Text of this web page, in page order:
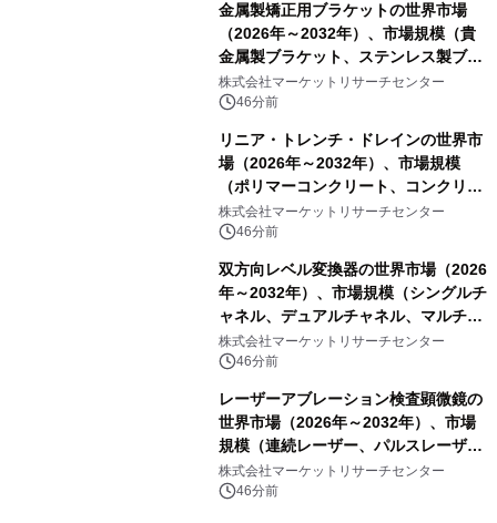
金属製矯正用ブラケットの世界市場
（2026年～2032年）、市場規模（貴
金属製ブラケット、ステンレス製ブラ
ケット、純チタン製ブラケット）・分
析レポートを発表
株式会社マーケットリサーチセンター
46分前
リニア・トレンチ・ドレインの世界市
場（2026年～2032年）、市場規模
（ポリマーコンクリート、コンクリー
ト、プラスチック、金属）・分析レポ
ートを発表
株式会社マーケットリサーチセンター
46分前
双方向レベル変換器の世界市場（2026
年～2032年）、市場規模（シングルチ
ャネル、デュアルチャネル、マルチチ
ャネル）・分析レポートを発表
株式会社マーケットリサーチセンター
46分前
レーザーアブレーション検査顕微鏡の
世界市場（2026年～2032年）、市場
規模（連続レーザー、パルスレーザ
ー）・分析レポートを発表
株式会社マーケットリサーチセンター
46分前